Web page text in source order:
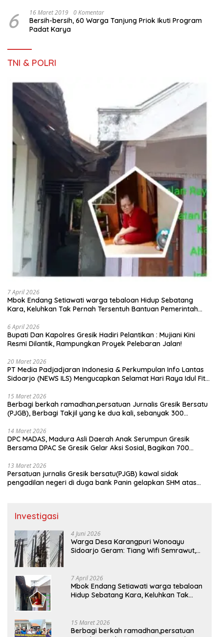
6 16 Maret 2019 0 Komentar
Bersih-bersih, 60 Warga Tanjung Priok Ikuti Program
Padat Karya
TNI & POLRI
7 April 2026
Mbok Endang Setiawati warga tebaloan Hidup Sebatang
Kara, Keluhkan Tak Pernah Tersentuh Bantuan Pemerintah
6 April 2026
​Bupati Dan Kapolres Gresik Hadiri Pelantikan : Mujiani Kini
Resmi Dilantik, Rampungkan Proyek Pelebaran Jalan!
20 Maret 2026
PT Media Padjadjaran Indonesia & Perkumpulan Info Lantas
Sidoarjo (NEWS ILS) Mengucapkan Selamat Hari Raya Idul Fitri
15 Maret 2026
Berbagi berkah ramadhan,persatuan Jurnalis Gresik Bersatu
(PJGB), Berbagi Takjil yang ke dua kali, sebanyak 300
14 Maret 2026
DPC MADAS, Madura Asli Daerah Anak Serumpun Gresik
Bersama DPAC Se Gresik Gelar Aksi Sosial, Bagikan 700
13 Maret 2026
Persatuan jurnalis Gresik bersatu(PJGB) kawal sidak
pengadilan negeri di duga bank Panin gelapkan SHM atas
Investigasi
4 Juni 2026
Warga Desa Karangpuri Wonoayu
Sidoarjo Geram: Tiang Wifi Semrawut,
7 April 2026
Mbok Endang Setiawati warga tebaloan
Hidup Sebatang Kara, Keluhkan Tak
15 Maret 2026
Berbagi berkah ramadhan,persatuan